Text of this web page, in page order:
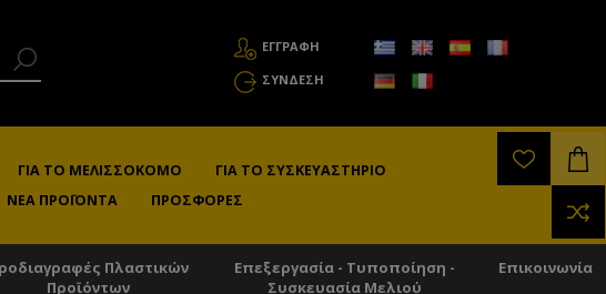
ΕΓΓΡΑΦΗ
ΣΎΝΔΕΣΗ
ΓΙΑ ΤΟ ΜΕΛΙΣΣΟΚΌΜΟ
ΓΙΑ ΤΟ ΣΥΣΚΕΥΑΣΤΉΡΙΟ
ΝΈΑ ΠΡΟΪΌΝΤΑ ΠΡΟΣΦΟΡΈΣ
Πλαστικών
Προϊόντων
Επεξεργασία - Τυποποίηση -
Συσκευασία Μελιού
Επικοινωνία